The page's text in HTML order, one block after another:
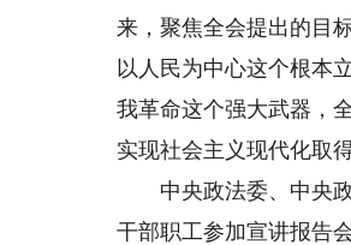
来，聚焦全会提出的目
以人民为中心这个根本
我革命这个强大武器，
实现社会主义现代化取
中央政法委、中央政
干部职工参加宣讲报告会